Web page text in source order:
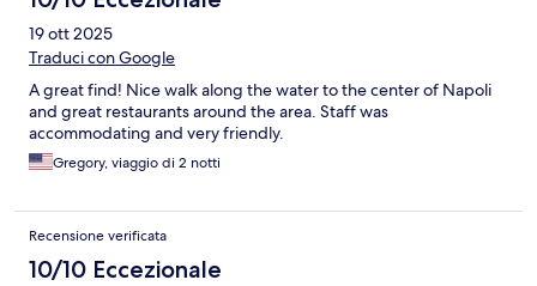
19 ott 2025
Traduci con Google
A great find! Nice walk along the water to the center of Napoli
and great restaurants around the area. Staff was
accommodating and very friendly.
Gregory, viaggio di 2 notti
Recensione verificata
10/10 Eccezionale